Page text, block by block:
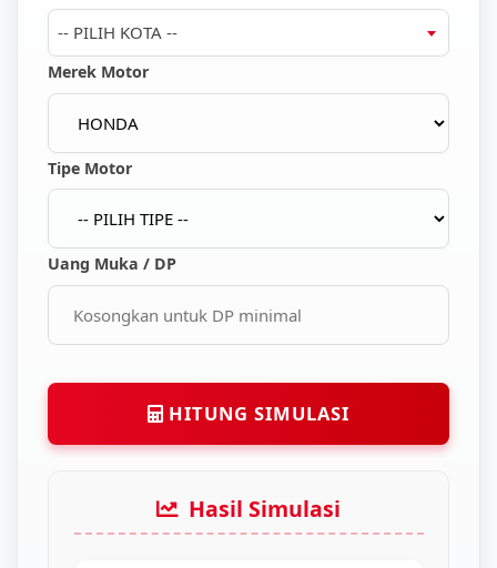
-- PILIH KOTA --
Merek Motor
Tipe Motor
Uang Muka / DP
HITUNG SIMULASI
Hasil Simulasi